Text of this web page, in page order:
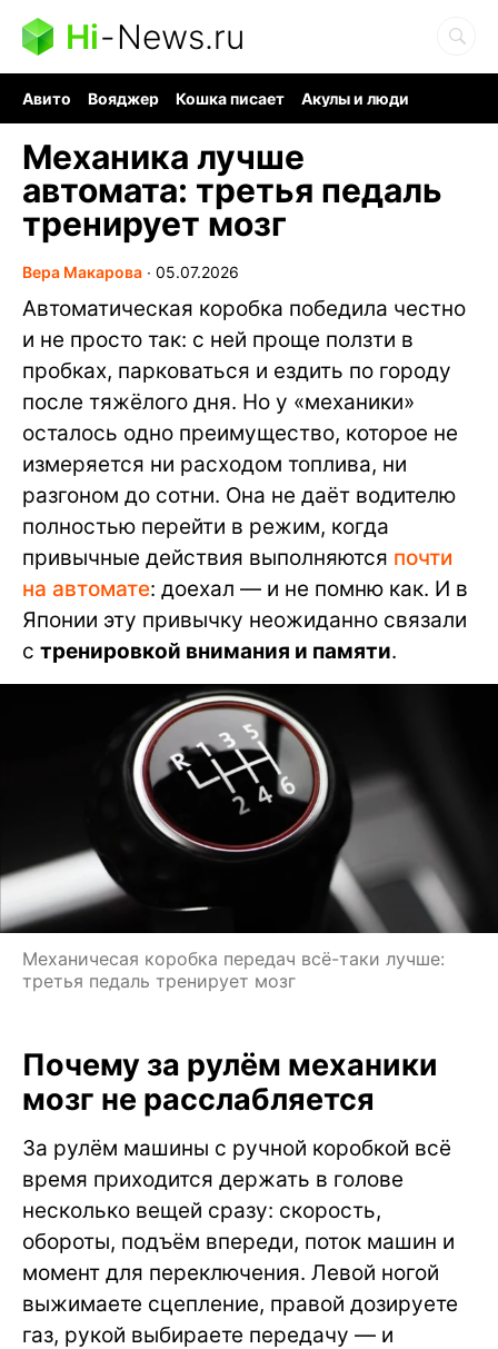
Hi-News.ru
Авито Вояджер Кошка писает
Акулы и люди
Механика лучше
автомата: третья педаль
тренирует мозг
Вера Макарова ∙ 05.07.2026
Автоматическая коробка победила честно
и не просто так: с ней проще ползти в
пробках, парковаться и ездить по городу
после тяжёлого дня. Но у «механики»
осталось одно преимущество, которое не
измеряется ни расходом топлива, ни
разгоном до сотни. Она не даёт водителю
полностью перейти в режим, когда
привычные действия выполняются почти
на автомате: доехал — и не помню как. И в
Японии эту привычку неожиданно связали
с тренировкой внимания и памяти.
Механичесая коробка передач всё-таки лучше:
третья педаль тренирует мозг
Почему за рулём механики
мозг не расслабляется
За рулём машины с ручной коробкой всё
время приходится держать в голове
несколько вещей сразу: скорость,
обороты, подъём впереди, поток машин и
момент для переключения. Левой ногой
выжимаете сцепление, правой дозируете
газ, рукой выбираете передачу — и